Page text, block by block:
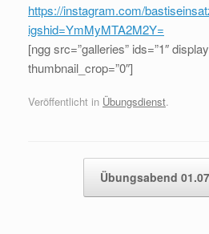
https://instagram.com/
igshid=YmMyMTA2M2Y=
[ngg src=”galleries” ids=”1″
thumbnail_crop=”0″]
Veröffentlicht in Übungsdienst.
Übungsabend